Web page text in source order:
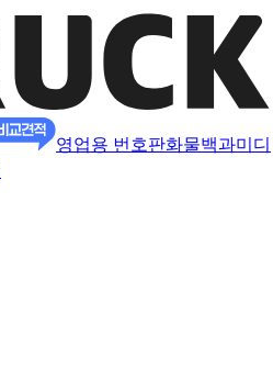
영업용 번호판화물백과미디